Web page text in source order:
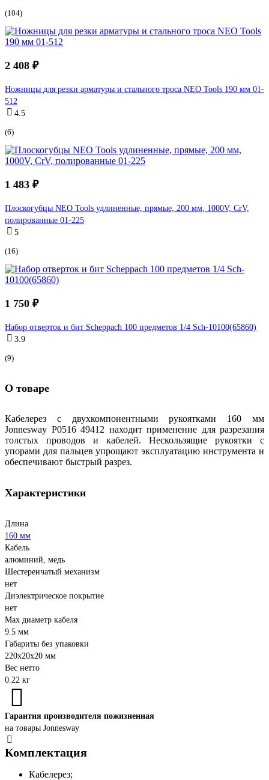
(104)
2 408 ₽
Ножницы для резки арматуры и стального троса NEO Tools 190 мм 01-
512
4.5
(6)
1 483 ₽
Плоскогубцы NEO Tools удлиненные, прямые, 200 мм, 1000V, CrV,
полированные 01-225
5
(16)
1 750 ₽
Набор отверток и бит Scheppach 100 предметов 1/4 Sch-10100(65860)
3.9
(9)
О товаре
Кабелерез с двухкомпонентными рукоятками 160 мм
Jonnesway P0516 49412 находит применение для разрезания
толстых проводов и кабелей. Нескользящие рукоятки с
упорами для пальцев упрощают эксплуатацию инструмента и
обеспечивают быстрый разрез.
Характеристики
Длина
160 мм
Кабель
алюминий, медь
Шестеренчатый механизм
нет
Диэлектрическое покрытие
нет
Max диаметр кабеля
9.5 мм
Габариты без упаковки
220х20х20 мм
Вес нетто
0.22 кг
Гарантия производителя пожизненная
на товары Jonnesway
Комплектация
Кабелерез;